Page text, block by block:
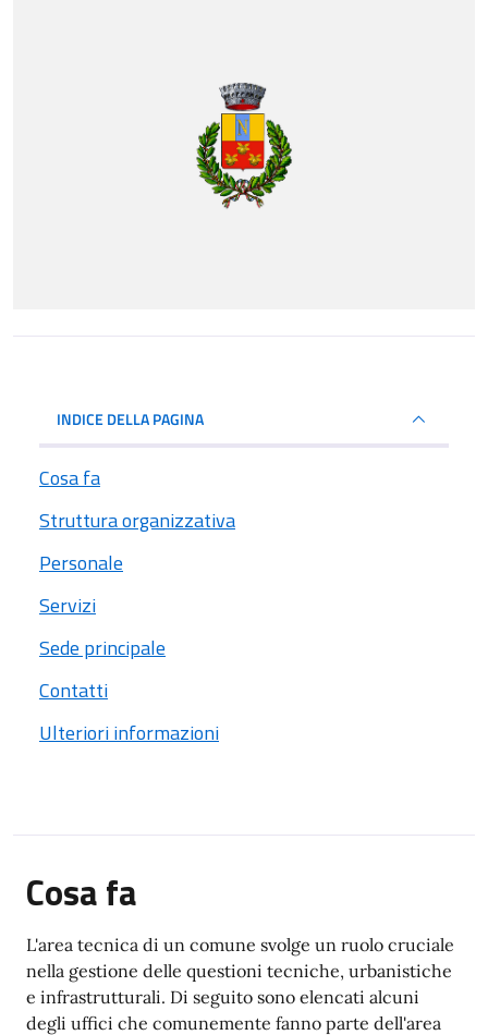
INDICE DELLA PAGINA
Cosa fa
Struttura organizzativa
Personale
Servizi
Sede principale
Contatti
Ulteriori informazioni
Cosa fa
L'area tecnica di un comune svolge un ruolo cruciale
nella gestione delle questioni tecniche, urbanistiche
e infrastrutturali. Di seguito sono elencati alcuni
degli uffici che comunemente fanno parte dell'area